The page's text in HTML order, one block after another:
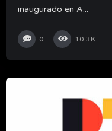
inaugurado en A...
0 10.3K